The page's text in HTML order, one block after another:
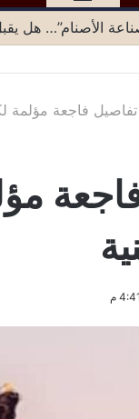
الأصنام”… هل
تفاصيل فاجعة مؤلمة